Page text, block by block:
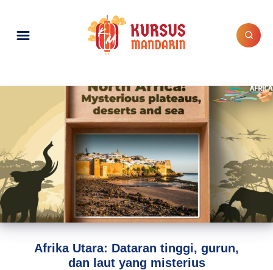
Afrika Utara: Dataran tinggi, gurun,
dan laut yang misterius